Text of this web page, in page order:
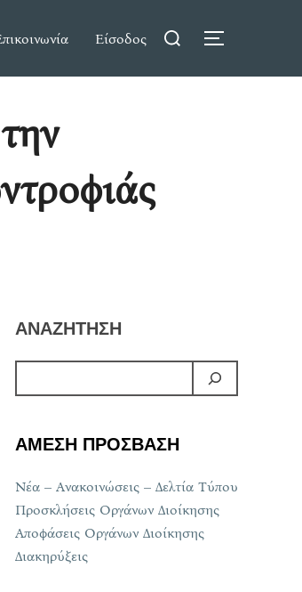
Είσοδος
Search
TOGGLE
ΑΝΑΖΗΤΗΣΗ
ΑΜΕΣΗ ΠΡΟΣΒΑΣΗ
Νέα – Ανακοινώσεις – Δελτία Τύπου
Προσκλήσεις Οργάνων Διοίκησης
Αποφάσεις Οργάνων Διοίκησης
Διακηρύξεις